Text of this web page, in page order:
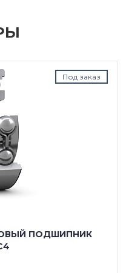
Под заказ
ПОДШИПНИК